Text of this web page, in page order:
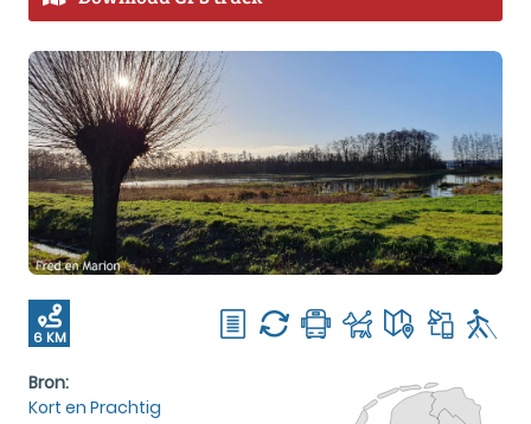
6 KM
Bron:
Kort en Prachtig